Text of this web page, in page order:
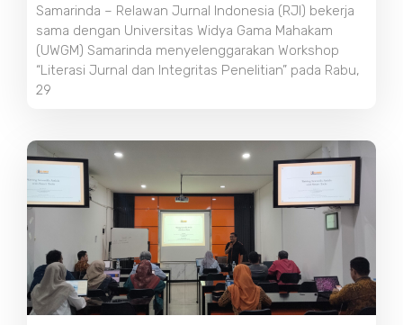
Samarinda – Relawan Jurnal Indonesia (RJI) bekerja
sama dengan Universitas Widya Gama Mahakam
(UWGM) Samarinda menyelenggarakan Workshop
“Literasi Jurnal dan Integritas Penelitian” pada Rabu,
29